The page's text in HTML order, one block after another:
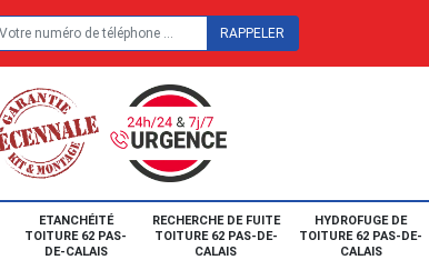
ETANCHÉITÉ
TOITURE 62 PAS-
DE-CALAIS
RECHERCHE DE FUITE
TOITURE 62 PAS-DE-
CALAIS
HYDROFUGE DE
TOITURE 62 PAS-DE-
CALAIS